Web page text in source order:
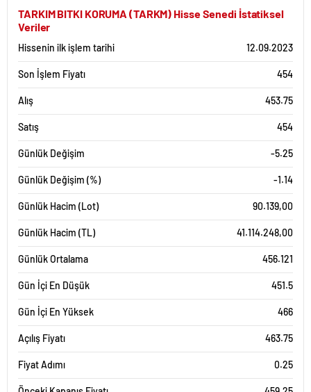
TARKIM BITKI KORUMA (TARKM) Hisse Senedi İstatiksel
Veriler
Hissenin ilk işlem tarihi 12.09.2023
Son İşlem Fiyatı 454
Alış 453.75
Satış 454
Günlük Değişim -5.25
Günlük Değişim (%) -1.14
Günlük Hacim (Lot) 90.139,00
Günlük Hacim (TL) 41.114.248,00
Günlük Ortalama 456.121
Gün İçi En Düşük 451.5
Gün İçi En Yüksek 466
Açılış Fiyatı 463.75
Fiyat Adımı 0.25